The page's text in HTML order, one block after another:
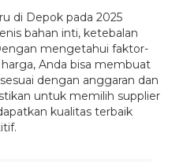
di Depok pada 2025
bahan inti, ketebalan
mengetahui faktor-
Anda bisa membuat
dengan anggaran dan
untuk memilih supplier
kualitas terbaik